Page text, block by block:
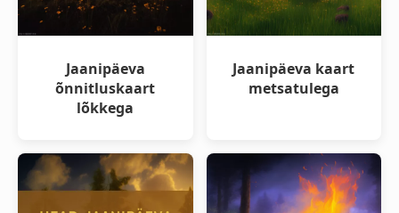
Jaanipäeva
õnnitluskaart
lõkkega
Jaanipäeva kaart
metsatulega